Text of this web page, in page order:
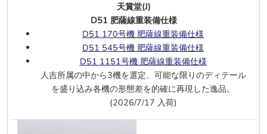
タキ243000(日本オイルターミナル・
青)、(日本石油輸送・緑)
TOMIX(J)
EF510 500番台 北斗星色、PS仕様
EF510 500番台 カシオペア色、PS仕
様
天賞堂(J)
D51 肥薩線重装備仕様
D51 170号機 肥薩線重装備仕様
D51 545号機 肥薩線重装備仕様
D51 1151号機 肥薩線重装備仕様
人吉所属の中から3機を選定、可能な限りのディテール
を盛り込み各機の形態差を的確に再現した逸品。
(2026/7/17 入荷)